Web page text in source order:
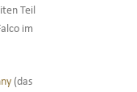
Teil
im
(das